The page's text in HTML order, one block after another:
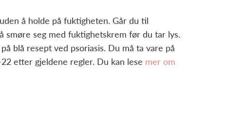
å holde på fuktigheten. Går du til
smøre seg med fuktighetskrem før du tar lys.
blå resept ved psoriasis. Du må ta vare på
etter gjeldene regler. Du kan lese mer om